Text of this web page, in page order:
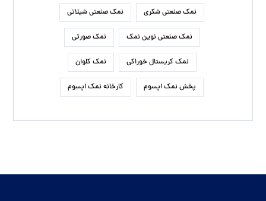
نمک صنعتی شکری نمک صنعتی شیلاتی
نمک صنعتی نوین نمک نمک صورتی
نمک کریستال خوراکی نمک کلوان
پخش نمک اپسوم کارخانه نمک اپسوم